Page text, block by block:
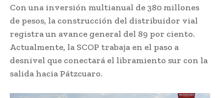
Con una inversión multianual de 380 millones
de pesos, la construcción del distribuidor vial
registra un avance general del 89 por ciento.
Actualmente, la SCOP trabaja en el paso a
desnivel que conectará el libramiento sur con la
salida hacia Pátzcuaro.